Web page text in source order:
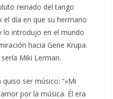
reinado del tango
día en que su hermano
lo introdujo en el mundo
hacia Gene Krupa.
Miki Lerman.
ser músico: “»Mi
por la música. Él era